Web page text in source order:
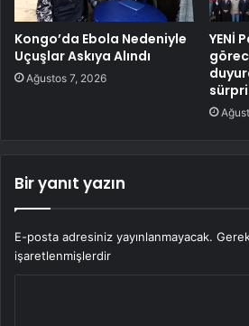
Kongo’da Ebola Nedeniyle
Uçuşlar Askıya Alındı
Ağustos 7, 2026
YENİ
Bir yanıt yazın
E-posta adresiniz yayınlanmayacak.
işaretlenmişlerdir